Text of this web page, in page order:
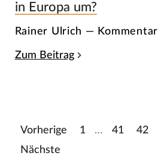
in Europa um?
Rainer Ulrich — Kommentar
Zum Beitrag
Vorherige 1 … 41 42
Nächste